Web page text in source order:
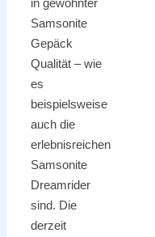
in gewohnter
Samsonite
Gepäck
Qualität – wie
es
beispielsweise
auch die
erlebnisreichen
Samsonite
Dreamrider
sind. Die
derzeit